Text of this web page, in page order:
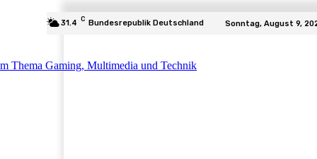
31.4 C Bundesrepublik Deutschland Sonntag, August 9,